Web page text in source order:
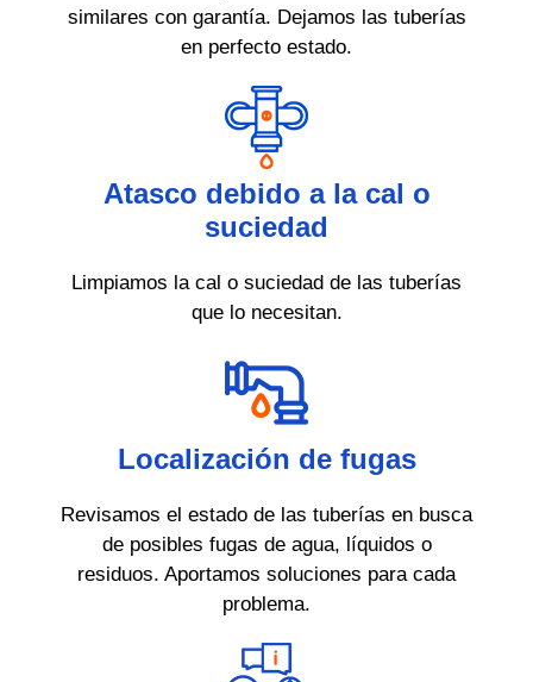
similares con garantía. Dejamos las tuberías
en perfecto estado.
Atasco debido a la cal o
suciedad
Limpiamos la cal o suciedad de las tuberías
que lo necesitan.
Localización de fugas
Revisamos el estado de las tuberías en busca
de posibles fugas de agua, líquidos o
residuos. Aportamos soluciones para cada
problema.